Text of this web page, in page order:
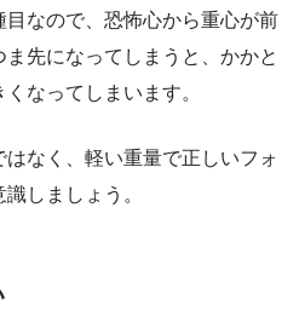
なので、恐怖心から重心が前
先になってしまうと、かかと
なってしまいます。
なく、軽い重量で正しいフォ
しましょう。